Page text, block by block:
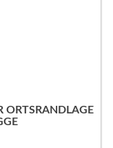
ORTSRANDLAGE